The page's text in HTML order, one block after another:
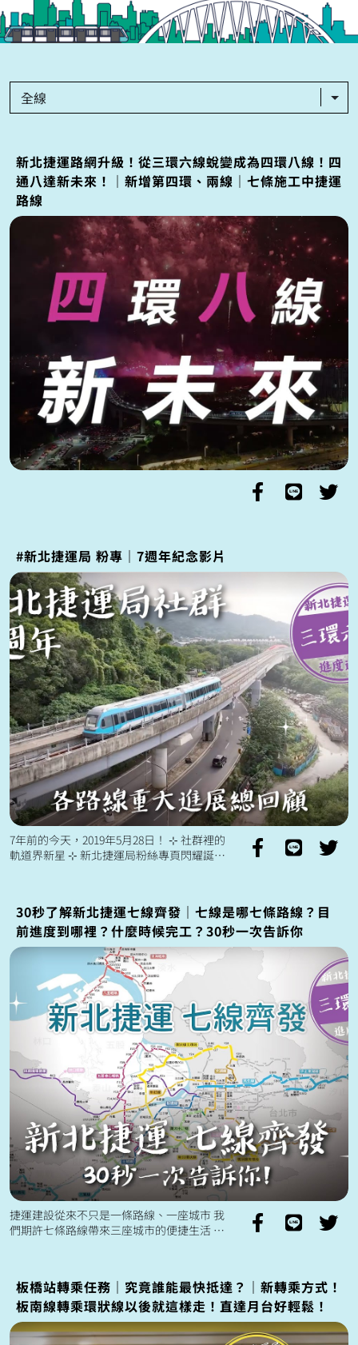
全線
新北捷運路網升級！從三環六線蛻變成為四環八線！四
通八達新未來！｜新增第四環、兩線｜七條施工中捷運
路線
#新北捷運局 粉專｜7週年紀念影片
7年前的今天，2019年5月28日！ ⊹ 社群裡的
軌道界新星 ⊹ 新北捷運局粉絲專頁閃耀誕生
30秒了解新北捷運七線齊發｜七線是哪七條路線？目
前進度到哪裡？什麼時候完工？30秒一次告訴你
捷運建設從來不只是一條路線、一座城市 我
們期許七條路線帶來三座城市的便捷生活 三
板橋站轉乘任務｜究竟誰能最快抵達？｜新轉乘方式！
板南線轉乘環狀線以後就這樣走！直達月台好輕鬆！